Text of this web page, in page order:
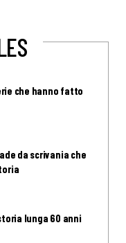
che hanno fatto
da scrivania che
lunga 60 anni